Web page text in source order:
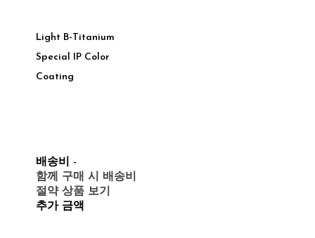
Light B-Titanium
Special IP Color
Coating
배송비 -
함께 구매 시 배송비
절약 상품 보기
추가 금액